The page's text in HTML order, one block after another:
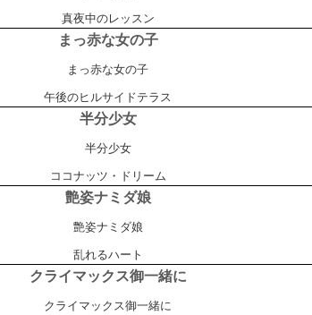
真夜中のレッスン
まっ赤な女の子
まっ赤な女の子
午後のヒルサイドテラス
半分少女
半分少女
ココナッツ・ドリーム
艶姿ナミダ娘
艶姿ナミダ娘
乱れるハート
クライマックス御一緒に
クライマックス御一緒に